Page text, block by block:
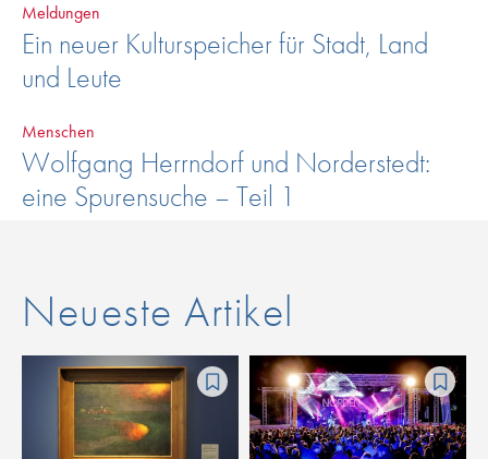
Meldungen
Ein neuer Kulturspeicher für Stadt, Land
und Leute
Menschen
Wolfgang Herrndorf und Norderstedt:
eine Spurensuche – Teil 1
Neueste Artikel